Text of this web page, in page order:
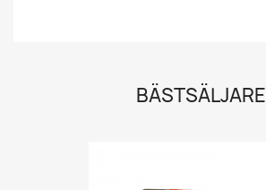
BÄSTSÄLJARE